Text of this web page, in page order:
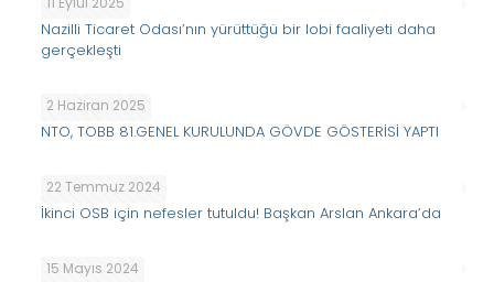
Nazilli Ticaret Odası’nın yürüttüğü bir lobi faaliyeti daha
gerçekleşti
2 Haziran 2025
NTO, TOBB 81.GENEL KURULUNDA GÖVDE GÖSTERİSİ YAPTI
22 Temmuz 2024
İkinci OSB için nefesler tutuldu! Başkan Arslan Ankara’da
15 Mayıs 2024